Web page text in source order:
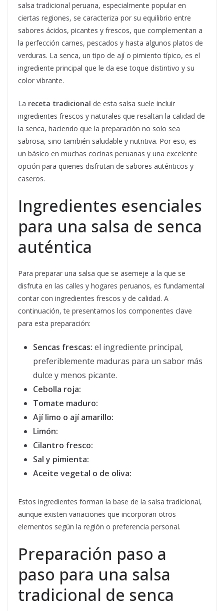
salsa tradicional peruana, especialmente popular en
ciertas regiones, se caracteriza por su equilibrio entre
sabores ácidos, picantes y frescos, que complementan a
la perfección carnes, pescados y hasta algunos platos de
verduras. La senca, un tipo de ají o pimiento típico, es el
ingrediente principal que le da ese toque distintivo y su
color vibrante.
La receta tradicional de esta salsa suele incluir
ingredientes frescos y naturales que resaltan la calidad de
la senca, haciendo que la preparación no solo sea
sabrosa, sino también saludable y nutritiva. Por eso, es
un básico en muchas cocinas peruanas y una excelente
opción para quienes disfrutan de sabores auténticos y
caseros.
Ingredientes esenciales
para una salsa de senca
auténtica
Para preparar una salsa que se asemeje a la que se
disfruta en las calles y hogares peruanos, es fundamental
contar con ingredientes frescos y de calidad. A
continuación, te presentamos los componentes clave
para esta preparación:
Sencas frescas: el ingrediente principal,
preferiblemente maduras para un sabor más
dulce y menos picante.
Cebolla roja:
Tomate maduro:
Ají limo o ají amarillo:
Limón:
Cilantro fresco:
Sal y pimienta:
Aceite vegetal o de oliva:
Estos ingredientes forman la base de la salsa tradicional,
aunque existen variaciones que incorporan otros
elementos según la región o preferencia personal.
Preparación paso a
paso para una salsa
tradicional de senca